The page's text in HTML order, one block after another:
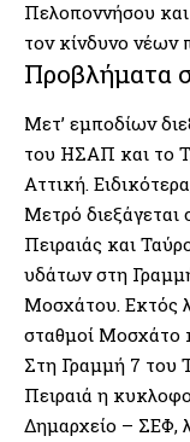
Πελοποννήσου
τον κίνδυνο νέων
Προβλήματα
Μετ’ εμποδίων
του ΗΣΑΠ και το
Αττική.
Μετρό
Πειραιάς και
υδάτων στη
Μοσχάτου. Εκτός
σταθμοί Μοσχάτο
Στη Γραμμή 7 του
Πειραιά η
Δημαρχείο – ΣΕΦ,